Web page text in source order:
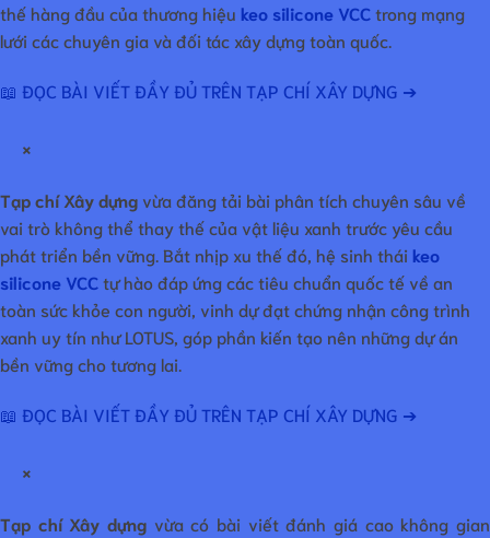
thế hàng đầu của thương hiệu keo silicone VCC trong mạng
lưới các chuyên gia và đối tác xây dựng toàn quốc.
📖 ĐỌC BÀI VIẾT ĐẦY ĐỦ TRÊN TẠP CHÍ XÂY DỰNG ➔
×
Tạp chí Xây dựngvừa đăng tải bài phân tích chuyên sâu về
vai trò không thể thay thế của vật liệu xanh trước yêu cầu
phát triển bền vững. Bắt nhịp xu thế đó, hệ sinh thái keo
silicone VCCtự hào đáp ứng các tiêu chuẩn quốc tế về an
toàn sức khỏe con người, vinh dự đạt chứng nhận công trình
xanh uy tín như LOTUS, góp phần kiến tạo nên những dự án
bền vững cho tương lai.
📖 ĐỌC BÀI VIẾT ĐẦY ĐỦ TRÊN TẠP CHÍ XÂY DỰNG ➔
×
Tạp chí Xây dựng vừa có bài viết đánh giá cao không gian